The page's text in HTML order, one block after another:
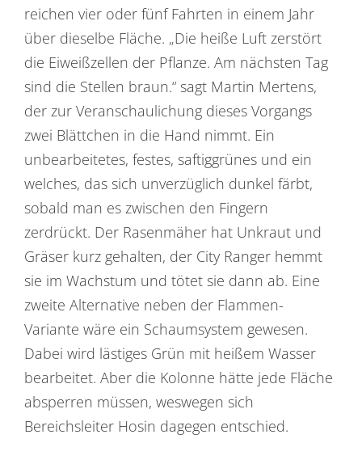
reichen vier oder fünf Fahrten in einem Jahr
über dieselbe Fläche. „Die heiße Luft zerstört
die Eiweißzellen der Pflanze. Am nächsten Tag
sind die Stellen braun.“ sagt Martin Mertens,
der zur Veranschaulichung dieses Vorgangs
zwei Blättchen in die Hand nimmt. Ein
unbearbeitetes, festes, saftiggrünes und ein
welches, das sich unverzüglich dunkel färbt,
sobald man es zwischen den Fingern
zerdrückt. Der Rasenmäher hat Unkraut und
Gräser kurz gehalten, der City Ranger hemmt
sie im Wachstum und tötet sie dann ab. Eine
zweite Alternative neben der Flammen-
Variante wäre ein Schaumsystem gewesen.
Dabei wird lästiges Grün mit heißem Wasser
bearbeitet. Aber die Kolonne hätte jede Fläche
absperren müssen, weswegen sich
Bereichsleiter Hosin dagegen entschied.